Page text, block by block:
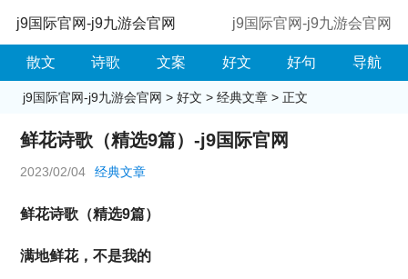
j9国际官网-j9九游会官网 j9国际官网-j9九游会官网
散文 诗歌 文案 好文 好句 导航
j9国际官网-j9九游会官网 > 好文 > 经典文章> 正文
鲜花诗歌（精选9篇）-j9国际官网
2023/02/04 经典文章
鲜花诗歌（精选9篇）
满地鲜花，不是我的